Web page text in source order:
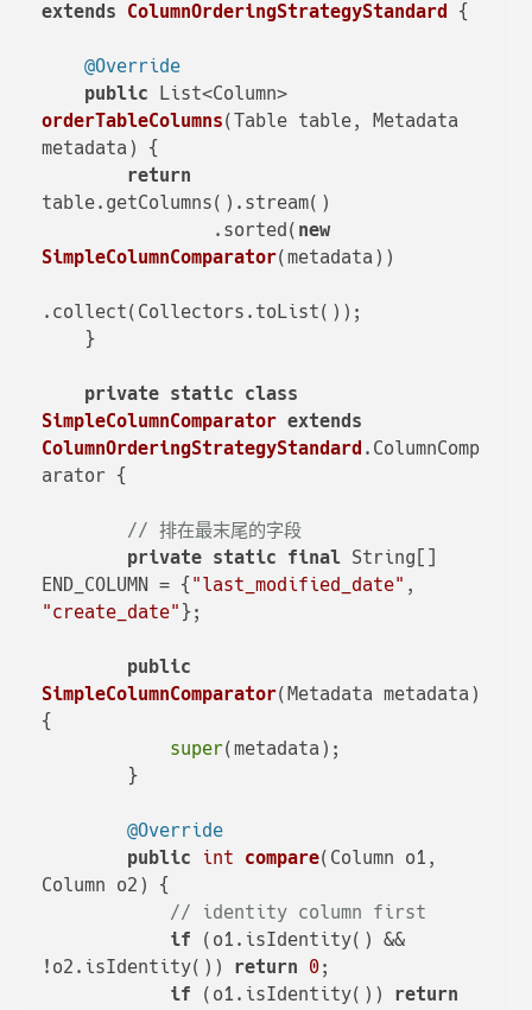
extends
ColumnOrderingStrategyStandard {
@Override
public
orderTableColumns(Table table, Metadata
metadata)
{
return
table.getColumns().stream()
                .sorted(
new
SimpleColumnComparator(metadata))
.collect(Collectors.toList());
private static
class
SimpleColumnComparator extends
ColumnOrderingStrategyStandard .ColumnComp
arator {
// 排在最末尾的字段
private static final String[]
END_COLUMN = { "last_modified_date"
"create_date" };
public
SimpleColumnComparator(Metadata metadata)
{
super(metadata);
@Override
public
int compare(Column o1,
Column o2)
{
// identity column first
if (o1.isIdentity() &&
!o2.isIdentity()) return 0;
if (o1.isIdentity()) return